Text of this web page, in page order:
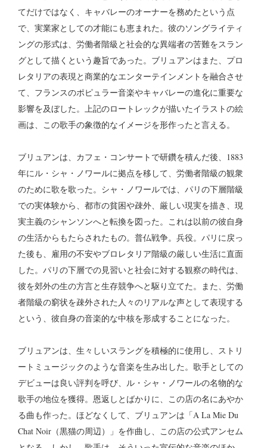
てだけではなく、キャバレーのオーナーを務めたという点
で、実業家としての才能にも恵まれた。彼のソングライティ
ングの形式は、労働者階級と社会的な異端者の苦難をスラン
グとして描くという趣旨であった。ブリュアンはまた、プロ
レタリアの表現と商業的なエンターテインメントを融合させ
て、フランスのポピュラー音楽やキャバレーの進化に重要な
影響を及ぼした。上記のロートレックが描いたイラストの絵
画は、この歌手の象徴的なイメージを形作ったと言える。
ブリュアンは、カフェ・コンサートで研鑽を積んだ後、1883
年にル・シャ・ノワールに拠点を移して、労働者階級の観衆
のために歌を歌った。シャ・ノワールでは、パリの下層階級
での実体験から、都市の貧困や疎外、厳しい現実を描き、現
実主義のシャンソンへと転換を図った。これは以前の彼自身
の生活からもたらされたもの。普仏戦争。兵役。パリに戻っ
た後も、雇用の不安やブロレタリア階級の厳しい生活に直面
した。パリの下層での見習いと社会に対する観察の時代は、
彼を郊外の生の方言と生存競争へと駆り立てた。また、労働
者階級の窮状を疎外された人々のリアルな声として表現する
という、彼自身の音楽的な中核を形成することになった。
ブリュアンは、生々しいスラングを積極的に使用し、ストリ
ートミュージックのような音楽を生み出した。歌手としての
デビューは良い評判を呼び、ル・シャ・ノワールの名物的な
歌手の地位を獲得。恩返しとばかりに、この店の名にあやか
る曲も作った。ほどなくして、ブリュアンは「A La Mie Du
Chat Noir（黒猫の周辺）」を作曲し、この店の公式アンセム